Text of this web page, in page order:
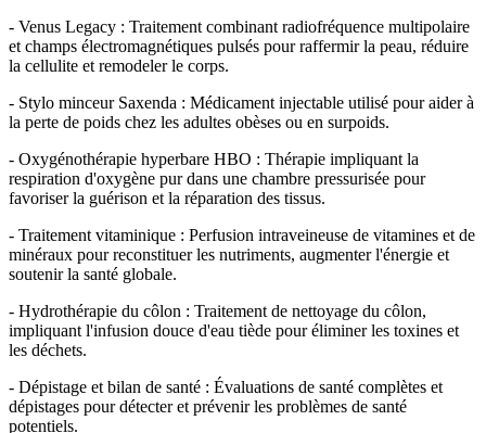
- Venus Legacy : Traitement combinant radiofréquence multipolaire
et champs électromagnétiques pulsés pour raffermir la peau, réduire
la cellulite et remodeler le corps.
- Stylo minceur Saxenda : Médicament injectable utilisé pour aider à
la perte de poids chez les adultes obèses ou en surpoids.
- Oxygénothérapie hyperbare HBO : Thérapie impliquant la
respiration d'oxygène pur dans une chambre pressurisée pour
favoriser la guérison et la réparation des tissus.
- Traitement vitaminique : Perfusion intraveineuse de vitamines et de
minéraux pour reconstituer les nutriments, augmenter l'énergie et
soutenir la santé globale.
- Hydrothérapie du côlon : Traitement de nettoyage du côlon,
impliquant l'infusion douce d'eau tiède pour éliminer les toxines et
les déchets.
- Dépistage et bilan de santé : Évaluations de santé complètes et
dépistages pour détecter et prévenir les problèmes de santé
potentiels.